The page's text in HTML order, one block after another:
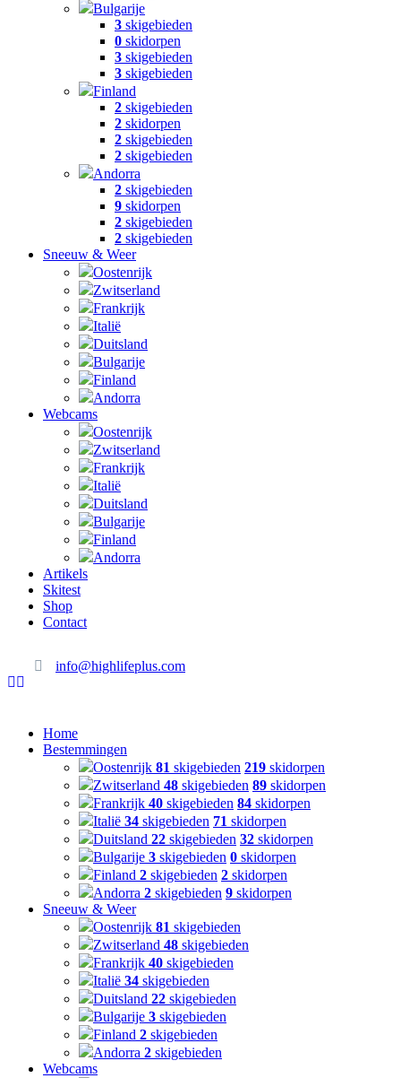
Bulgarije
3 skigebieden
0 skidorpen
3 skigebieden
3 skigebieden
Finland
2 skigebieden
2 skidorpen
2 skigebieden
2 skigebieden
Andorra
2 skigebieden
9 skidorpen
2 skigebieden
2 skigebieden
Sneeuw & Weer
Oostenrijk
Zwitserland
Frankrijk
Italië
Duitsland
Bulgarije
Finland
Andorra
Webcams
Oostenrijk
Zwitserland
Frankrijk
Italië
Duitsland
Bulgarije
Finland
Andorra
Artikels
Skitest
Shop
Contact
info@highlifeplus.com
Home
Bestemmingen
Oostenrijk 81 skigebieden 219 skidorpen
Zwitserland 48 skigebieden 89 skidorpen
Frankrijk 40 skigebieden 84 skidorpen
Italië 34 skigebieden 71 skidorpen
Duitsland 22 skigebieden 32 skidorpen
Bulgarije 3 skigebieden 0 skidorpen
Finland 2 skigebieden 2 skidorpen
Andorra 2 skigebieden 9 skidorpen
Sneeuw & Weer
Oostenrijk 81 skigebieden
Zwitserland 48 skigebieden
Frankrijk 40 skigebieden
Italië 34 skigebieden
Duitsland 22 skigebieden
Bulgarije 3 skigebieden
Finland 2 skigebieden
Andorra 2 skigebieden
Webcams